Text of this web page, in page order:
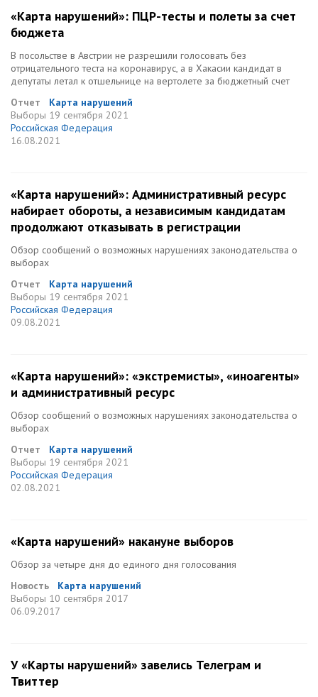
«Карта нарушений»: ПЦР-тесты и полеты за счет
бюджета
В посольстве в Австрии не разрешили голосовать без
отрицательного теста на коронавирус, а в Хакасии кандидат в
депутаты летал к отшельнице на вертолете за бюджетный счет
Отчет
Карта нарушений
Выборы 19 сентября 2021
Российская Федерация
16.08.2021
«Карта нарушений»: Административный ресурс
набирает обороты, а независимым кандидатам
продолжают отказывать в регистрации
Обзор сообщений о возможных нарушениях законодательства о
выборах
Отчет
Карта нарушений
Выборы 19 сентября 2021
Российская Федерация
09.08.2021
«Карта нарушений»: «экстремисты», «иноагенты»
и административный ресурс
Обзор сообщений о возможных нарушениях законодательства о
выборах
Отчет
Карта нарушений
Выборы 19 сентября 2021
Российская Федерация
02.08.2021
«Карта нарушений» накануне выборов
Обзор за четыре дня до единого дня голосования
Новость
Карта нарушений
Выборы 10 сентября 2017
06.09.2017
У «Карты нарушений» завелись Телеграм и
Твиттер